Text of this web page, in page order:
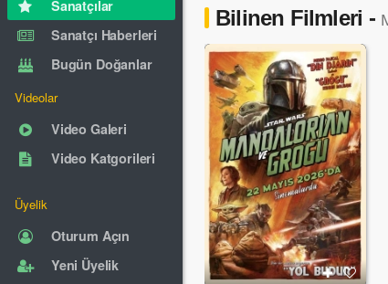
Sanatçılar
Sanatçı Haberleri
Bugün Doğanlar
Videolar
Video Galeri
Video Katgorileri
Üyelik
Oturum Açın
Yeni Üyelik
Bilinen Filmleri -